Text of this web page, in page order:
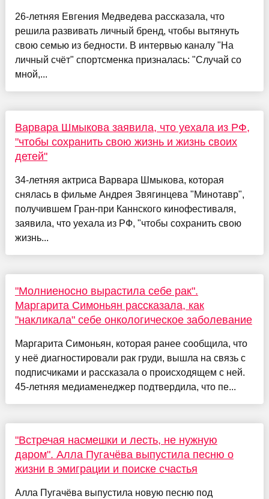
26-летняя Евгения Медведева рассказала, что
решила развивать личный бренд, чтобы вытянуть
свою семью из бедности. В интервью каналу "На
личный счёт" спортсменка призналась: "Случай со
мной,...
Варвара Шмыкова заявила, что уехала из РФ,
"чтобы сохранить свою жизнь и жизнь своих
детей"
34-летняя актриса Варвара Шмыкова, которая
снялась в фильме Андрея Звягинцева "Минотавр",
получившем Гран-при Каннского кинофестиваля,
заявила, что уехала из РФ, "чтобы сохранить свою
жизнь...
"Молниеносно вырастила себе рак".
Маргарита Симоньян рассказала, как
"накликала" себе онкологическое заболевание
Маргарита Симоньян, которая ранее сообщила, что
у неё диагностировали рак груди, вышла на связь с
подписчиками и рассказала о происходящем с ней.
45-летняя медиаменеджер подтвердила, что пе...
"Встречая насмешки и лесть, не нужную
даром". Алла Пугачёва выпустила песню о
жизни в эмиграции и поиске счастья
Алла Пугачёва выпустила новую песню под